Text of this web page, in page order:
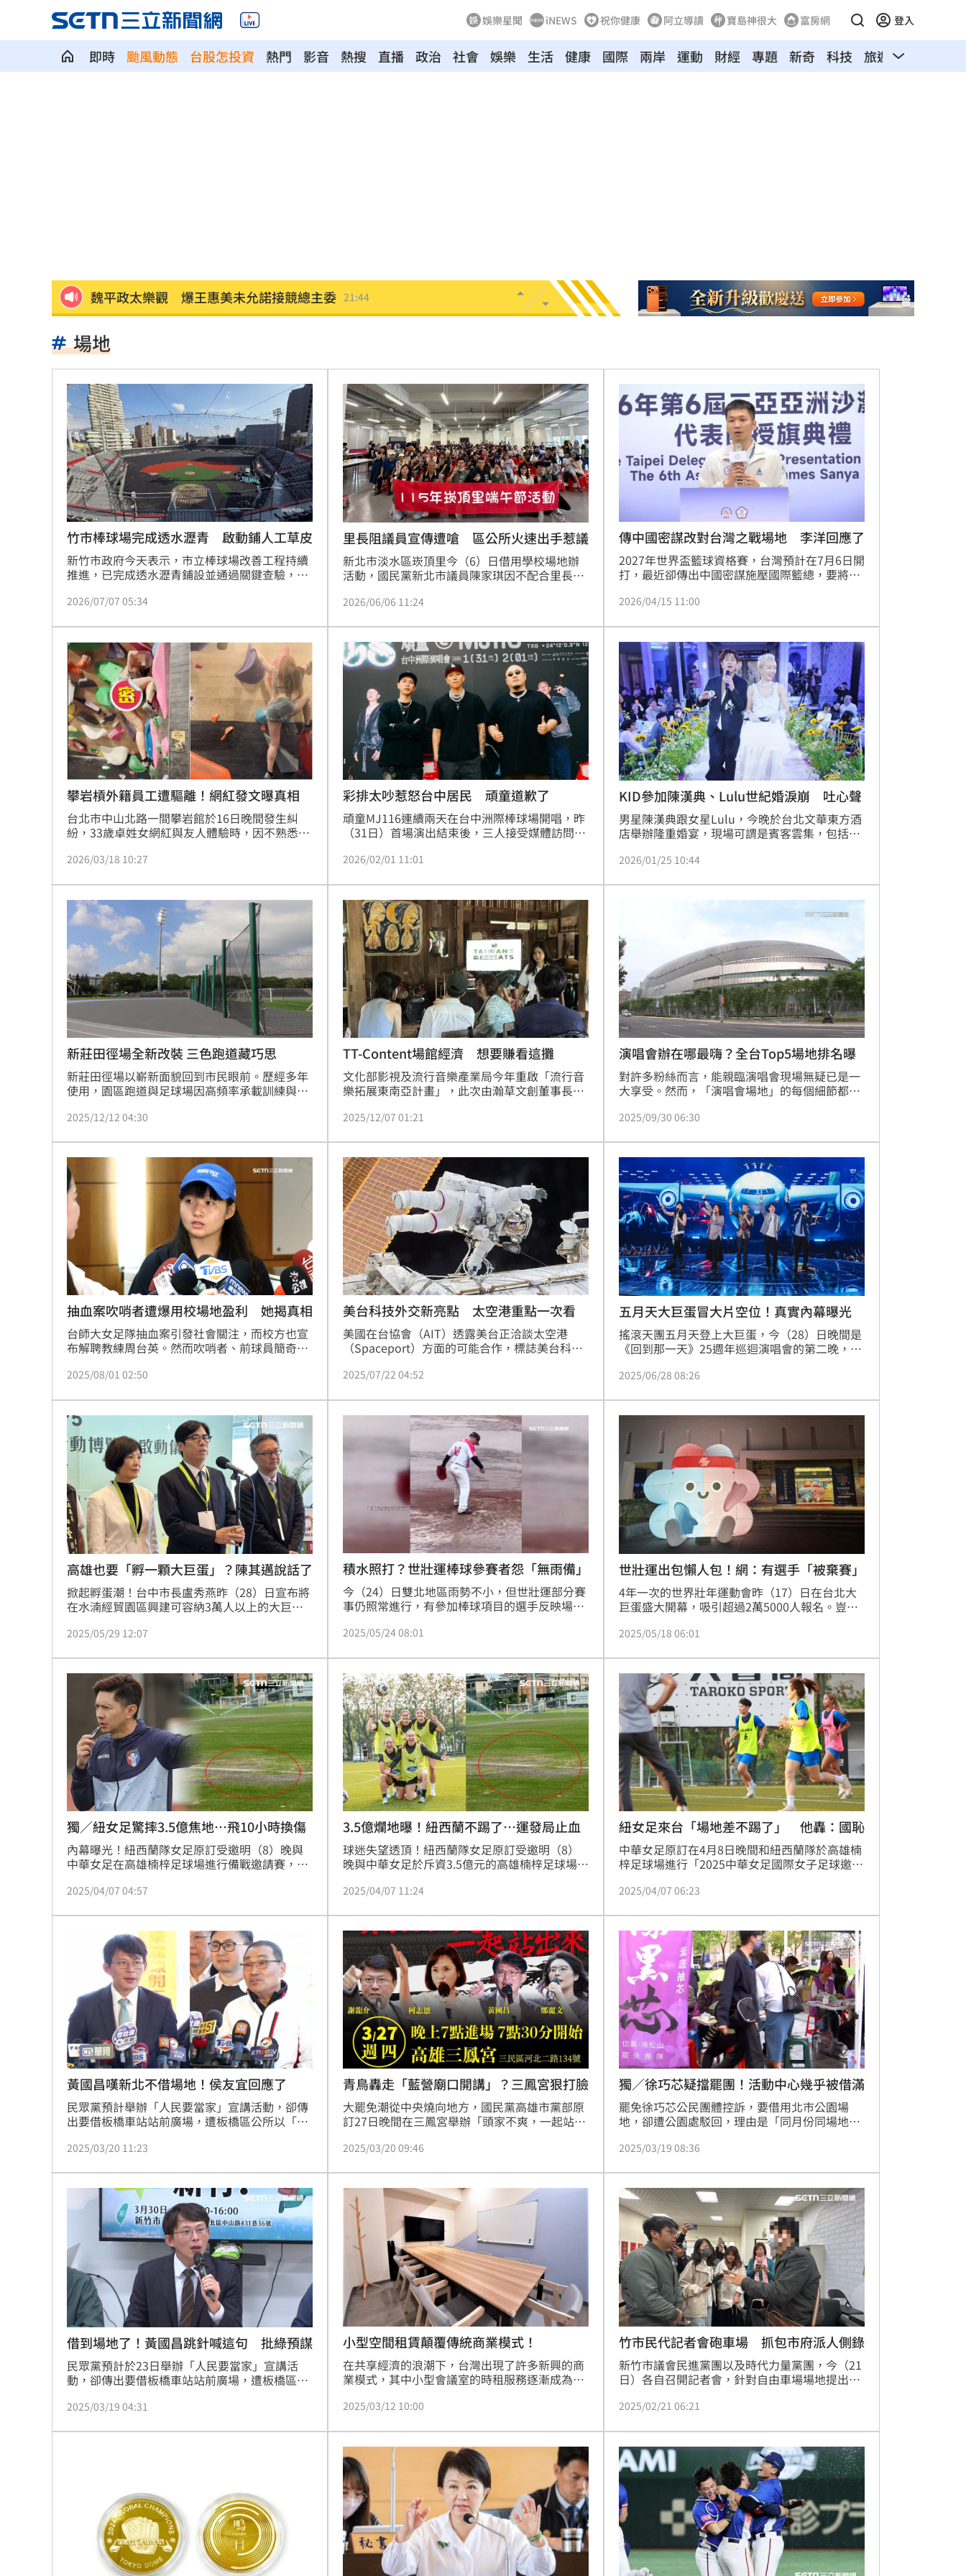
娛樂星聞 iNEWS 祝你健康 阿立導讀 寶島神很大 富房網 登入
即時 颱風動態 台股怎投資 熱門 影音 熱搜 直播 政治 社會 娛樂 生活 健康 國際 兩岸 運動 財經 專題 新奇 科技 旅遊 汽車
魏平政太樂觀 爆王惠美未允諾接競總主委 21:44
燈桿「孵蛋」路口影像直播紅鳩輪流護蛋 21:38
減碳行動開跑！台新新光金控淨零論壇登場 21:36
合體沈伯洋 「過來人」陳時中送3叮嚀 21:31
兆基債務風暴！前董座李建成遭當庭逮補 21:31
手上只剩24元！獨居嬤不動存款原因惹鼻酸
小刀婚姻告終 昔砸百萬辦婚禮找連戰證婚 21:30
布雷克6局0失分 陳傑憲猛打率統一退富邦
交往3個月閃婚 姜厚任女友前夫身分曝光 21:25
U17男排世界賽移地訓練 主委加碼加菜金 21:25
律師+假慈濟青年吸金10億 豪宅飄鮑魚味
黃仁勳加持CPO族群狂飆！專家曝黃金買點 21:19
人妻問婆婆住院該扛嗎？網搖頭：輪不到你 21:19
台灣彩券開獎直播中 20:31
LIVE三立+24小時直播 15:27
三立iNEWS新聞台線上直播
商場戰國來臨 台中「頂奢大道」逐漸成形
台彩父親節推新刮刮樂千萬頭獎超「爸」氣 12:00
「拍片人的多重宇宙」職涯論壇9/12登場！ 10:30
8國球員齊聚高雄 Formosa 7s掀足球熱潮 10:00
理想混蛋號召粉絲跨海追星吃美食！ 18:15
場地
竹市棒球場完成透水瀝青 啟動鋪人工草皮
新竹市政府今天表示，市立棒球場改善工程持續
推進，已完成透水瀝青鋪設並通過關鍵查驗，確
壘包區、投手丘施作及人工草皮鋪設。
2026/07/07 05:34
里長阻議員宣傳遭嗆 區公所火速出手惹議
新北市淡水區崁頂里今（6）日借用學校場地辦
活動，國民黨新北市議員陳家琪因不配合里長宣
槓上里長吳庭岳。崁頂里里長吳庭岳在臉書無奈
來電「關切」此事，要求週一要進行報告。
2026/06/06 11:24
傳中國密謀改對台灣之戰場地 李洋回應了
2027年世界盃籃球資格賽，台灣預計在7月6日開
打，最近卻傳出中國密謀施壓國際籃總，要將賽
喊話，「希望中國不要害怕我們」。
2026/04/15 11:00
攀岩槓外籍員工遭驅離！網紅發文曝真相
台北市中山北路一間攀岩館於16日晚間發生糾
紛，33歲卓姓女網紅與友人體驗時，因不熟悉場
「走過去」指令，不慎干擾其他攀岩者遭斥責，
動警方到場協調。經警方釐清，友人坦承指令錯
誤，攀岩館櫃檯人員也為未詳述規則致歉。最終
雙方和解，卓女順利完成體驗，事件圓滿落幕。
此事件凸顯了運動場館溝通與規則說明的雙向重
要性。
2026/03/18 10:27
彩排太吵惹怒台中居民 頑童道歉了
頑童MJ116連續兩天在台中洲際棒球場開唱，昨
（31日）首場演出結束後，三人接受媒體訪問，
抱怨連連，在網路上掀起討論，對此他們鄭重道
就走了，短期內不會再回來。」
2026/02/01 11:01
KID參加陳漢典、Lulu世紀婚淚崩 吐心聲
男星陳漢典跟女星Lulu，今晚於台北文華東方酒
店舉辦隆重婚宴，現場可謂是賓客雲集，包括吳
座上嘉賓，然而，KID事後發文透露自己在當下
在同場地完成人生大事。蔡佩伶報導
2026/01/25 10:44
新莊田徑場全新改裝 三色跑道藏巧思
新莊田徑場以嶄新面貌回到市民眼前。歷經多年
使用，園區跑道與足球場因高頻率承載訓練與賽
元，加上市府投入經費，總工程金額達8,668萬
更以「安全、無障礙、友善所有年齡層」為核心
理念，打造更舒適安心的運動環境。
2025/12/12 04:30
TT-Content場館經濟 想要賺看這攤
文化部影視及流行音樂產業局今年重啟「流行音
樂拓展東南亞計畫」，此次由瀚草文創董事長湯
「Taiwan Beats」前進曼谷與清邁4-8日進行深
行音樂產業局高明秀指出，兩地因多元文化而能
自然地融合在一起，也歡迎泰國樂手參加我國金
音獎，共同打開更大市場。
2025/12/07 01:21
演唱會辦在哪最嗨？全台Top5場地排名曝
對許多粉絲而言，能親臨演唱會現場無疑已是一
大享受。然而，「演唱會場地」的每個細節都會
網友熱議的全台八大演唱會場地，北部「雙巨
2025/09/30 06:30
抽血案吹哨者遭爆用校場地盈利 她揭真相
台師大女足隊抽血案引發社會關注，而校方也宣
布解聘教練周台英。然而吹哨者、前球員簡奇陞
地進行營利性教學，對此，簡奇陞回應了。
2025/08/01 02:50
美台科技外交新亮點 太空港重點一次看
美國在台協會（AIT）透露美台正洽談太空港
（Spaceport）方面的可能合作，標誌美台科技
2025/07/22 04:52
五月天大巨蛋冒大片空位！真實內幕曝光
搖滾天團五月天登上大巨蛋，今（28）日晚間是
《回到那一天》25週年巡迴演唱會的第二晚，主
的五月天與80歲的老五月天相遇，怪獸的女兒還
動「天外有天時光機」帶領歌迷不是回到剛出道
1999年，而是直接來到2055年，五月天也喊
話：「要唱到80歲！」趙浩雲
2025/06/28 08:26
高雄也要「孵一顆大巨蛋」？陳其邁說話了
掀起孵蛋潮！台中市長盧秀燕昨（28）日宣布將
在水湳經貿園區興建可容納3萬人以上的大巨
任期結束前也要孵第二顆巨蛋的提問？高雄市長
而是「夠不夠用、撐不撐得起」，現有的高雄世
運主場館，已經獲得國際市場認同，並恭喜台中
市民有更多選擇。
2025/05/29 12:07
積水照打？世壯運棒球參賽者怨「無雨備」
今（24）日雙北地區雨勢不小，但世壯運部分賽
事仍照常進行，有參加棒球項目的選手反映場地
們都是45歲以上的大叔了，主辦單位要這樣折磨
事遇到天候不佳，要不要停賽，將由各場館的技
術代表和競賽經理判斷。
2025/05/24 08:01
世壯運出包懶人包！網：有選手「被棄賽」
4年一次的世界壯年運動會昨（17）日在台北大
巨蛋盛大開幕，吸引超過2萬5000人報名。豈料
連連，甚至有網友於12日創立臉書粉絲專頁「靠
名投稿痛罵。
2025/05/18 06:01
獨／紐女足驚摔3.5億焦地…飛10小時換傷
內幕曝光！紐西蘭隊女足原訂受邀明（8）晚與
中華女足在高雄楠梓足球場進行備戰邀請賽，豈
賽，連足協、中華隊總教練都是看了IG才「被動
是有紐西蘭球員在3.5億人工草皮訓練受傷及早返
國。總教練陳暁明雖深感失望，但仍可理解，
「誰要飛10小時換一身傷？」然而這一切早有警
2025/04/07 04:57
3.5億爛地曝！紐西蘭不踢了…運發局止血
球迷失望透頂！紐西蘭隊女足原訂受邀明（8）
晚與中華女足於斥資3.5億元的高雄楠梓足球場進
不料，紐西蘭突拋震撼彈，表示場地不安全拒絕
恥」；足協致歉且開放全額退票。高雄市府運發
局也出面止血。
2025/04/07 11:24
紐女足來台「場地差不踢了」 他轟：國恥
中華女足原訂在4月8日晚間和紐西蘭隊於高雄楠
梓足球場進行「2025中華女足國際女子足球邀請
題拒絕出賽，雖然場地單位在清明連假全力配合
對此，前中華足協副秘書長、現任立委陳培瑜辦
公室副主任焦佳弘痛批是「國恥」。
2025/04/07 06:23
黃國昌嘆新北不借場地！侯友宜回應了
民眾黨預計舉辦「人民要當家」宣講活動，卻傳
出要借板橋車站站前廣場，遭板橋區公所以「禁
示「誰說我要借站前廣場？」黃國昌今（20）日
示「一定按照規則」；黃國昌則說，他們一開始
就申請「站前廣場前的馬路」，更向在場媒體抱
怨自己被斷章取義。
2025/03/20 11:23
青鳥轟走「藍營廟口開講」？三鳳宮狠打臉
大罷免潮從中央燒向地方，國民黨高雄市黨部原
訂27日晚間在三鳳宮舉辦「頭家不爽，一起站出
點，外傳疑似三鳳宮電話被青鳥打爆不堪其擾才
衷，以為是單純政策說明會，豈料圖卡文宣不
符，不願讓信仰淨土染色陪葬。網友狂酸：是你
們一開始就不老實啊、連神明都不想讓他們進
來。
2025/03/20 09:46
獨／徐巧芯疑擋罷團！活動中心幾乎被借滿
罷免徐巧芯公民團體控訴，要借用北市公園場
地，卻遭公園處駁回，理由是「同月份同場地已
是「上級指示」，引發爭議。不只如此，《三立
的區民活動中心幾乎借好借滿，議員痛批「技術
性干擾」。對此，徐巧芯截稿前沒有回應。
2025/03/19 08:36
借到場地了！黃國昌跳針喊這句 批綠預謀
民眾黨預計於23日舉辦「人民要當家」宣講活
動，卻傳出要借板橋車站站前廣場，遭板橋區公
國昌今（19）日受訪時被問到此事，不斷跳針反
評民進黨一次就公開全部宣講地點，代表「有預
2025/03/19 04:31
小型空間租賃顛覆傳統商業模式！
在共享經濟的浪潮下，台灣出現了許多新興的商
業模式，其中小型會議室的時租服務逐漸成為市
獨特的視角與堅持，成功打造出滿足現代人需求
2025/03/12 10:00
竹市民代記者會砲車場 抓包市府派人側錄
新竹市議會民進黨團以及時代力量黨團，今（21
日）各自召開記者會，針對自由車場場地提出質
想到，民進黨團辦公室在開記者會時，一名自稱
引起議員們的反彈，現場氣氛一度緊張。
2025/02/21 06:21